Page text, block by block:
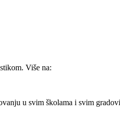
Više na:
u svim školama i svim